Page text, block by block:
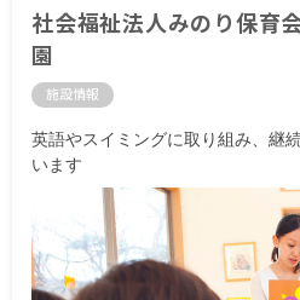
社会福祉法人みのり保育
園
施設情報
英語やスイミングに取り組み、継
います